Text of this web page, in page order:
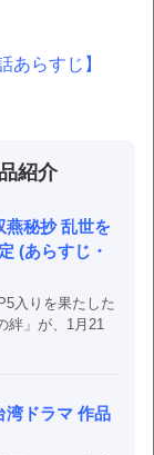
あらすじ】
紹介
燕秘抄 乱世を
(あらすじ・
入りを果たした
絆」が、1月21
湾ドラマ 作品